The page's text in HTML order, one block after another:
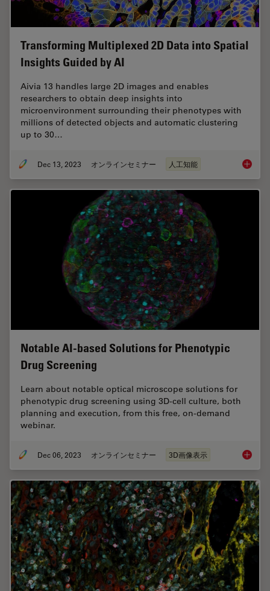
Transforming Multiplexed 2D Data into Spatial
Insights Guided by AI
Aivia 13 handles large 2D images and enables
researchers to obtain deep insights into
microenvironment surrounding their phenotypes with
millions of detected objects and automatic clustering
up to 30…
Dec 13, 2023 オンラインセミナー 人工知能
Notable AI-based Solutions for Phenotypic
Drug Screening
Learn about notable optical microscope solutions for
phenotypic drug screening using 3D-cell culture, both
planning and execution, from this free, on-demand
webinar.
Dec 06, 2023 オンラインセミナー 3D画像表示